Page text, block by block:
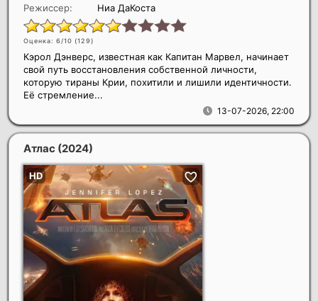
Режиссер:
Ниа ДаКоста
Оценка: 6/10 (129)
13-07-2026, 22:00
Кэрол Дэнверс, известная как Капитан Марвел, начинает
свой путь восстановления собственной личности,
которую тираны Крии, похитили и лишили идентичности.
Её стремление...
Атлас (2024)